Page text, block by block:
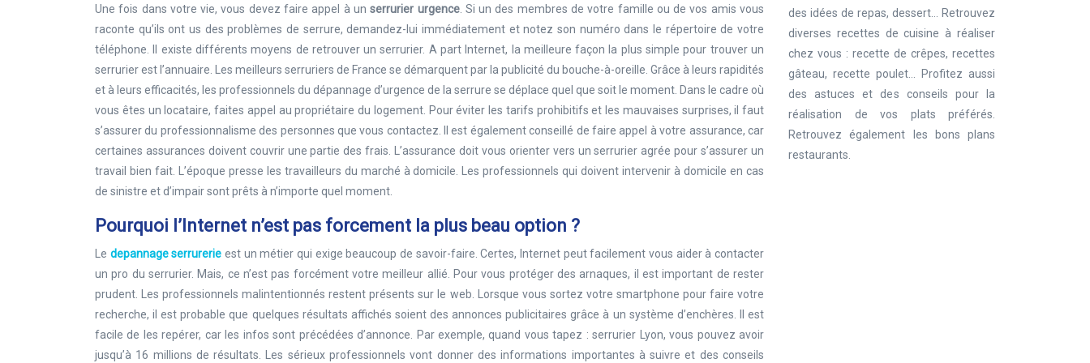
Une fois dans votre vie, vous devez faire appel à unserrurier urgence. Si un des membres de votre famille ou de vos amis vous
raconte qu’ils ont us des problèmes de serrure, demandez-lui immédiatement et notez son numéro dans le répertoire de votre
téléphone. Il existe différents moyens de retrouver un serrurier. A part Internet, la meilleure façon la plus simple pour trouver un
serrurier est l’annuaire. Les meilleurs serruriers de France se démarquent par la publicité du bouche-à-oreille. Grâce à leurs rapidités
et à leurs efficacités, les professionnels du dépannage d’urgence de la serrure se déplace quel que soit le moment. Dans le cadre où
vous êtes un locataire, faites appel au propriétaire du logement. Pour éviter les tarifs prohibitifs et les mauvaises surprises, il faut
s’assurer du professionnalisme des personnes que vous contactez. Il est également conseillé de faire appel à votre assurance, car
certaines assurances doivent couvrir une partie des frais. L’assurance doit vous orienter vers un serrurier agrée pour s’assurer un
travail bien fait. L’époque presse les travailleurs du marché à domicile. Les professionnels qui doivent intervenir à domicile en cas
de sinistre et d’impair sont prêts à n’importe quel moment.
Pourquoi l’Internet n’est pas forcement la plus beau option ?
Le depannage serrurerie est un métier qui exige beaucoup de savoir-faire. Certes, Internet peut facilement vous aider à contacter
un pro du serrurier. Mais, ce n’est pas forcément votre meilleur allié. Pour vous protéger des arnaques, il est important de rester
prudent. Les professionnels malintentionnés restent présents sur le web. Lorsque vous sortez votre smartphone pour faire votre
recherche, il est probable que quelques résultats affichés soient des annonces publicitaires grâce à un système d’enchères. Il est
facile de les repérer, car les infos sont précédées d’annonce. Par exemple, quand vous tapez : serrurier Lyon, vous pouvez avoir
jusqu’à 16 millions de résultats. Les sérieux professionnels vont donner des informations importantes à suivre et des conseils
des idées de repas, dessert… Retrouvez
diverses recettes de cuisine à réaliser
chez vous : recette de crêpes, recettes
gâteau, recette poulet… Profitez aussi
des astuces et des conseils pour la
réalisation de vos plats préférés.
Retrouvez également les bons plans
restaurants.